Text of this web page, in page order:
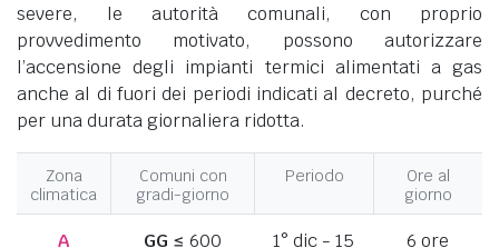
severe, le autorità comunali, con proprio
provvedimento motivato, possono autorizzare
l’accensione degli impianti termici alimentati a gas
anche al di fuori dei periodi indicati al decreto, purché
per una durata giornaliera ridotta.
Zona
climatica
Comuni con
gradi-giorno
Periodo
Ore al
giorno
A GG ≤ 600
1° dic - 15
6 ore